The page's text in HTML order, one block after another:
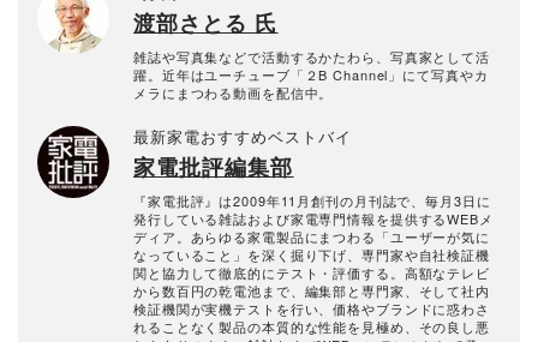
渡部さとる 氏
雑誌や写真集などで活動するかたわら、写真家として活
躍。近年はユーチューブ「２B Channel」にて写真やカ
メラにまつわる動画を配信中。
最新家電おすすめベストバイ
家電批評編集部
『家電批評』は2009年11月創刊の月刊誌で、毎月3日に
発行している雑誌および家電専門情報を提供するWEBメ
ディア。あらゆる家電製品にまつわる「ユーザーが気に
なっていること」を深く掘り下げ、専門家や自社検証機
関と協力して徹底的にテスト・評価する。高額なテレビ
から数百円の乾電池まで、編集部と専門家、そして社内
検証機関が実機テストを行い、価格やブランドに惑わさ
れることなく製品の本質的な性能を見極め、その良し悪